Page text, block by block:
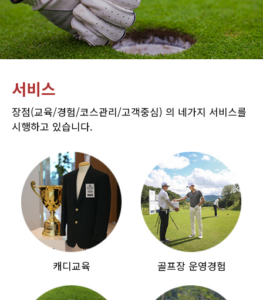
서비스
장점(교육/경험/코스관리/고객중심) 의 네가지 서비스를
시행하고 있습니다.
캐디교육 골프장 운영경험